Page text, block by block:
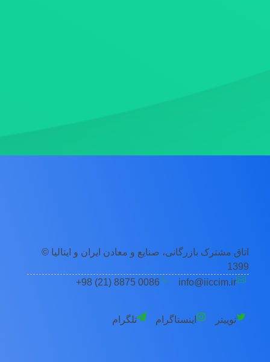
اتاق مشترک بازرگانی، صنایع و معادن ایران و ایتالیا ©
1399
info@iiccim.ir
0086 8875 (21) 98+
توییتر اینستاگرام تلگرام